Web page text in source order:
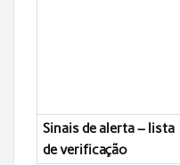
Sinais de alerta – lista
de verificação